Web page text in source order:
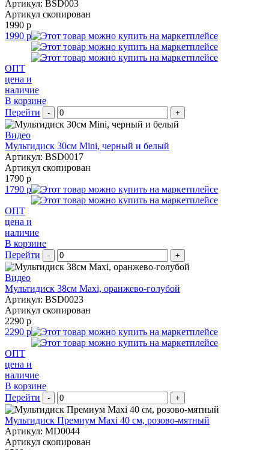
Артикул: BSD003
Артикул скопирован
1990 р
1990 р
ОПТ
цена и
наличие
В корзине
Перейти
- +
Видео
Мультидиск 30см Mini, черный и белый
Артикул: BSD0017
Артикул скопирован
1790 р
1790 р
ОПТ
цена и
наличие
В корзине
Перейти
- +
Видео
Мультидиск 38см Maxi, оранжево-голубой
Артикул: BSD0023
Артикул скопирован
2290 р
2290 р
ОПТ
цена и
наличие
В корзине
Перейти
- +
Мультидиск Премиум Maxi 40 см, розово-мятный
Артикул: MD0044
Артикул скопирован